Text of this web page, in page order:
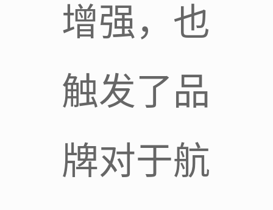
增强，也
触发了品
牌对于航